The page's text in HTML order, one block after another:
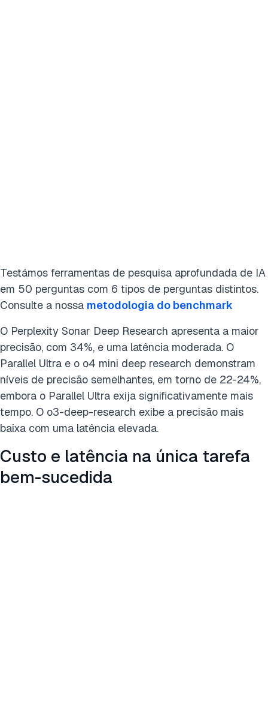
Testámos ferramentas de pesquisa aprofundada de IA
em 50 perguntas com 6 tipos de perguntas distintos.
Consulte a nossa metodologia do benchmark
O Perplexity Sonar Deep Research apresenta a maior
precisão, com 34%, e uma latência moderada. O
Parallel Ultra e o o4 mini deep research demonstram
níveis de precisão semelhantes, em torno de 22-24%,
embora o Parallel Ultra exija significativamente mais
tempo. O o3-deep-research exibe a precisão mais
baixa com uma latência elevada.
Custo e latência na única tarefa
bem-sucedida